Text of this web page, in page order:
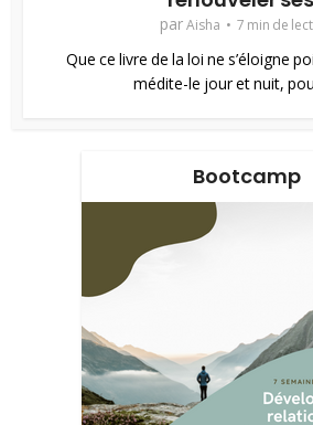
parAisha 7 min de
Que ce livre de la loi ne s’éloigne
médite-le jour et nuit,
Bootcamp